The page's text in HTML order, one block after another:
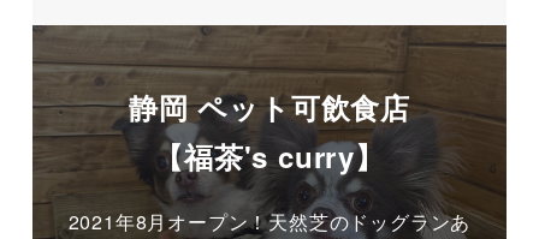
静岡 ペット可飲食店
【福茶's curry】
2021年8月オープン！天然芝のドッグランあ